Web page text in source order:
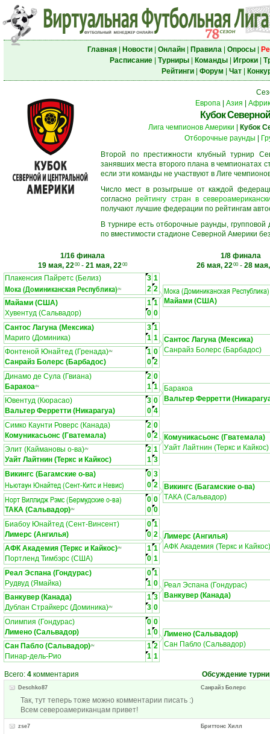
Главная| Новости| Онлайн| Правила| Опросы|
Расписание| Турниры| Команды| Игроки|
Рейтинги| Форум Чат|
Европа| Азия
Кубок
Лига чемпионов Америки
Кубок
Отборочные раунды
Второй по престижности клубный турнир
занявших места второго плана в чемпионатах
если эти команды не участвуют в Лиге
Число мест в розыгрыше от каждой
согласнорейтингу стран в
получают лучшие федерации по рейтингам
В турнире есть отборочные раунды,
по вместимости стадионе Северной Америки
1/16 финала
19 мая, 2200- 21 мая, 2200
1/8 финала
26 мая, 2200- 28
Плакенсия Пайретс (Белиз)
3 1
Мока (Доминиканская Республика)ЛЧ 2 2
Майами (США)
1 1
Хувентуд (Сальвадор)
0 0
Мока (Доминиканская Республика)
Майами (США)
Сантос Лагуна (Мексика) 3 1
Мариго (Доминика)
1 1
Фонтеной Юнайтед (Гренада)ЛЧ 1 0
Санрайз Болерс (Барбадос)
0 2
Сантос Лагуна (Мексика)
Санрайз Болерс (Барбадос)
Динамо де Сула (Гвиана) 2 0
БаракоаЛЧ 1 1
Ювентуд (Кюрасао)
3 0
Вальтер Ферретти (Никарагуа)
0 4
Баракоа
Вальтер Ферретти
Симко Каунти Роверс (Канада) 2 0
Комуникасьонс (Гватемала)
0 2
Элит (Каймановы о-ва)ЛЧ 2 1
Уайт Лайтнин (Теркс и Кайкос)
1 3
Комуникасьонс (Гватемала)
Уайт Лайтнин (Теркс и Кайкос)
Викингс (Багамские о-ва) 0 3
Ньютаун Юнайтед (Сент-Китс и Невис) 0 2
Норт Виллидж Рэмс (Бермудские о-ва) 0 0
ТАКА (Сальвадор)ЛЧ 0 0
Викингс (Багамские о-ва)
ТАКА (Сальвадор)
Биабоу Юнайтед (Сент-Винсент) 0 1
Лимерс (Ангилья)
0 2
АФК Академия (Теркс и Кайкос)ЛЧ 1 1
Портленд Тимбэрс (США)
0 1
Лимерс (Ангилья)
АФК Академия (Теркс и Кайкос)
Реал Эспана (Гондурас) 0 1
Рудвуд (Ямайка)
1 0
Ванкувер (Канада)
1 3
Дублан Страйкерс (Доминика)ЛЧ 3 0
Реал Эспана (Гондурас)
Ванкувер (Канада)
Олимпия (Гондурас) 0 0
Лимено (Сальвадор)
1 0
Сан Пабло (Сальвадор)ЛЧ 1 2
Пинар-дель-Рио
1 1
Лимено (Сальвадор)
Сан Пабло (Сальвадор)
Всего: 4 комментария Обсуждение
Deschko87 Санрайз Болерс
Так, тут теперь тоже можно комментарии писать :)
Всем североамериканцам привет!
zse7 Бриттонс Хилл